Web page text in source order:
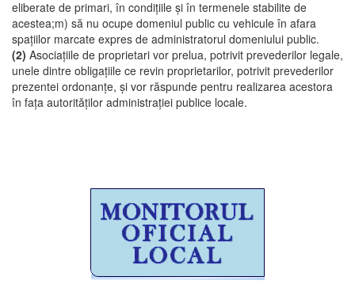
eliberate de primari, în condițiile și în termenele stabilite de
acestea;m) să nu ocupe domeniul public cu vehicule în afara
spațiilor marcate expres de administratorul domeniului public.
(2) Asociațiile de proprietari vor prelua, potrivit prevederilor legale,
unele dintre obligațiile ce revin proprietarilor, potrivit prevederilor
prezentei ordonanțe, și vor răspunde pentru realizarea acestora
în fața autorităților administrației publice locale.